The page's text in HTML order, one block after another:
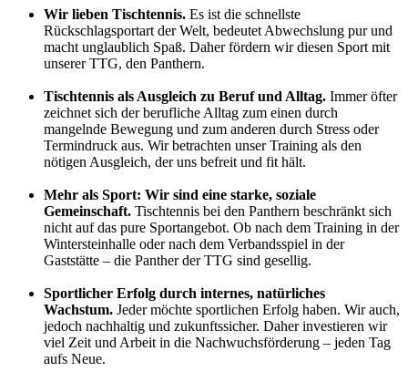
Wir lieben Tischtennis. Es ist die schnellste
Rückschlagsportart der Welt, bedeutet Abwechslung pur und
macht unglaublich Spaß. Daher fördern wir diesen Sport mit
unserer TTG, den Panthern.
Tischtennis als Ausgleich zu Beruf und Alltag. Immer öfter
zeichnet sich der berufliche Alltag zum einen durch
mangelnde Bewegung und zum anderen durch Stress oder
Termindruck aus. Wir betrachten unser Training als den
nötigen Ausgleich, der uns befreit und fit hält.
Mehr als Sport: Wir sind eine starke, soziale
Gemeinschaft. Tischtennis bei den Panthern beschränkt sich
nicht auf das pure Sportangebot. Ob nach dem Training in der
Wintersteinhalle oder nach dem Verbandsspiel in der
Gaststätte – die Panther der TTG sind gesellig.
Sportlicher Erfolg durch internes, natürliches
Wachstum. Jeder möchte sportlichen Erfolg haben. Wir auch,
jedoch nachhaltig und zukunftssicher. Daher investieren wir
viel Zeit und Arbeit in die Nachwuchsförderung – jeden Tag
aufs Neue.